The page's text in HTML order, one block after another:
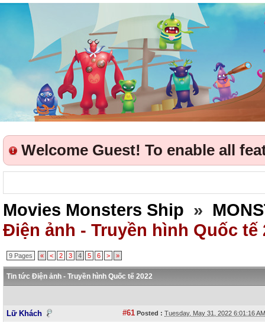
Welcome Guest! To enable all
Movies Monsters Ship »
Điện ảnh - Truyền hình Quốc tế
9 Pages « < 2 3 4 5 6 > »
Tin tức Điện ảnh - Truyền hình Quốc tế 2022
Lữ Khách #61 Posted : Tuesday, May 31, 2022 6:01:16